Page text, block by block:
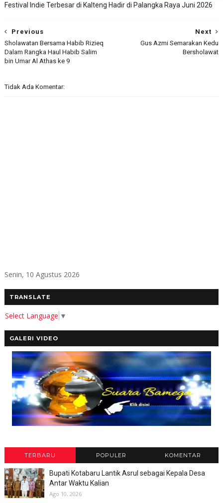
Festival Indie Terbesar di Kalteng Hadir di Palangka Raya Juni 2026
Next
Gus Azmi Semarakan Kedu
Bersholawat
Previous
Sholawatan Bersama Habib Rizieq
Dalam Rangka Haul Habib Salim
bin Umar Al Athas ke 9
Tidak Ada Komentar:
Senin, 10 Agustus 2026
TRANSLATE
Select Language ▼
GALERI VIDEO
TERBARU POPULER KOMENTAR
Bupati Kotabaru Lantik Asrul sebagai Kepala Desa
Antar Waktu Kalian
Ago 10, 2026